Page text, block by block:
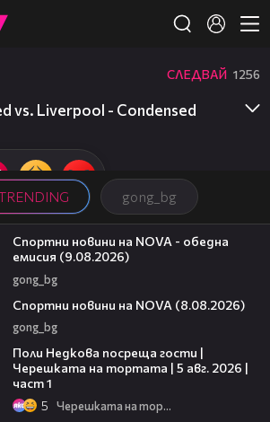
gong_bg
СЛЕДВАЙ 1256
vs. Liverpool - Condensed
Спортни новини на NOVA - обедна
емисия (9.08.2026)
gong_bg
Спортни новини на NOVA (8.08.2026)
gong_bg
Поли Недкова посреща гости |
Черешката на тортата | 5 авг. 2026 |
част 1
5 Черешката на тортата